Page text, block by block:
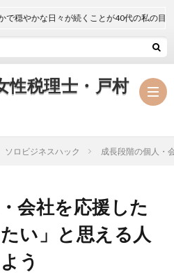
性税理士・戸村
穏やかな日々が続くことが40代の私の目標
ソロビジネスハック 成長段階の個人・
会社を応援した
い」と思える人
う